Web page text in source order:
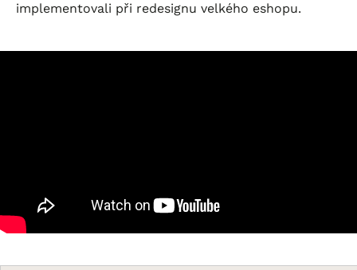
implementovali při redesignu velkého eshopu.